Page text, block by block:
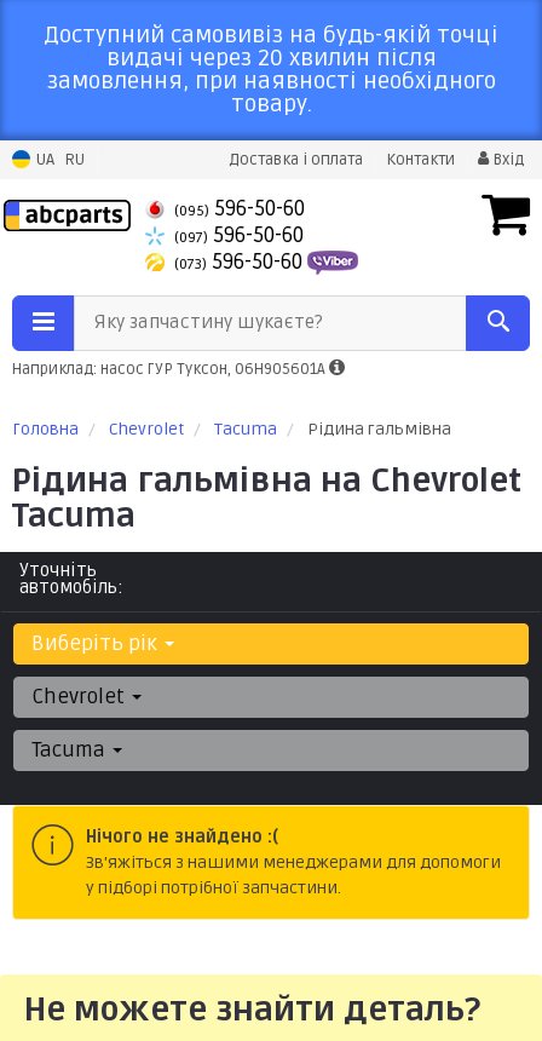
Доступний самовивіз на будь-якій точці
видачі через 20 хвилин після
замовлення, при наявності необхідного
товару.
UA RU Доставка і оплата Контакти Вхід
(095) 596-50-60
(097) 596-50-60
(073) 596-50-60
Яку запчастину шукаєте?
Наприклад: насос ГУР Туксон, 06H905601A
Головна Chevrolet Tacuma Рідина гальмівна
Рідина гальмівна на Chevrolet
Tacuma
Уточніть
автомобіль:
Виберіть рік
Chevrolet
Tacuma
Нічого не знайдено :(
Зв'яжіться з нашими менеджерами для допомоги
у підборі потрібної запчастини.
Не можете знайти деталь?